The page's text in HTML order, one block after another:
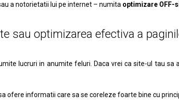
a notorietatii lui pe internet – numita optimizare OFF-
sau optimizarea efectiva a
lucruri in anumite feluri. Daca vrei ca site-ul tau
ofere informatii care sa se coreleze foarte bine cu